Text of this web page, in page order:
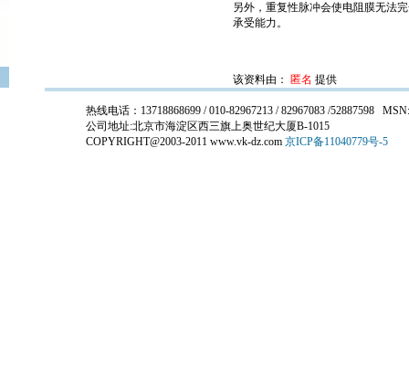
另外，重复性脉冲会使电阻膜无法
承受能力。
该资料由： 匿名 提供
热线电话：13718868699 / 010-82967213 / 82967083 /52887598
公司地址:北京市海淀区西三旗上奥世纪大厦B-1015
COPYRIGHT@2003-2011 www.vk-dz.com 京ICP备11040779号-5